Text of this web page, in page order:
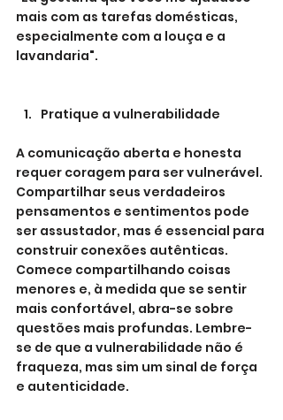
mais com as tarefas domésticas,
especialmente com a louça e a
lavandaria".
Pratique a vulnerabilidade
A comunicação aberta e honesta
requer coragem para ser vulnerável.
Compartilhar seus verdadeiros
pensamentos e sentimentos pode
ser assustador, mas é essencial para
construir conexões autênticas.
Comece compartilhando coisas
menores e, à medida que se sentir
mais confortável, abra-se sobre
questões mais profundas. Lembre-
se de que a vulnerabilidade não é
fraqueza, mas sim um sinal de força
e autenticidade.